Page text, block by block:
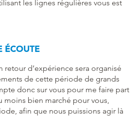
les lignes régulières vous est
ÉCOUTE
retour d’expérience sera organisé
de cette période de grands
donc sur vous pour me faire part
moins bien marché pour vous,
afin que nous puissions agir là